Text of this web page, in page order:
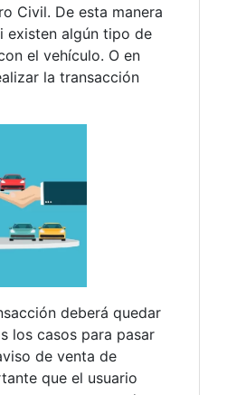
Civil. De esta manera
existen algún tipo de
el vehículo. O en
la transacción
deberá quedar
los casos para pasar
de venta de
que el usuario